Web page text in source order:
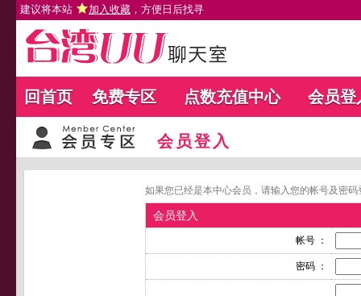
建议将本站 加入收藏 ，方便日后找寻
回首页 免费专区 点数充值中心 会员登
会员登入
如果您已经是本中心会员，请输入您的帐号及密
会员登入
帐号 ：
密码 ：